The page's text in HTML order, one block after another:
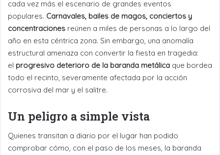
cada vez más el escenario de grandes eventos
populares. Carnavales, bailes de magos, conciertos y
concentraciones reúnen a miles de personas a lo largo del
año en esta céntrica zona. Sin embargo, una anomalía
estructural amenaza con convertir la fiesta en tragedia:
el progresivo deterioro de la baranda metálica que bordea
todo el recinto, severamente afectada por la acción
corrosiva del mar y el salitre.
Un peligro a simple vista
Quienes transitan a diario por el lugar han podido
comprobar cómo, con el paso de los meses, la baranda